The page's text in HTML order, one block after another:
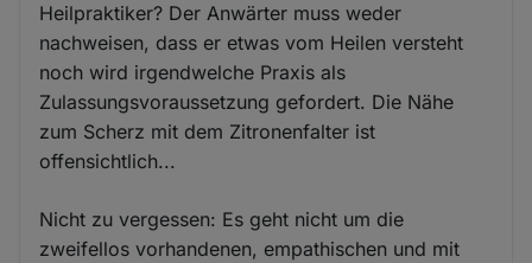
Heilpraktiker? Der Anwärter muss weder
nachweisen, dass er etwas vom Heilen versteht
noch wird irgendwelche Praxis als
Zulassungsvoraussetzung gefordert. Die Nähe
zum Scherz mit dem Zitronenfalter ist
offensichtlich...
Nicht zu vergessen: Es geht nicht um die
zweifellos vorhandenen, empathischen und mit